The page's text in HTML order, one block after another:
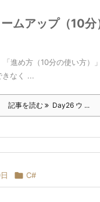
ムアップ（10分
進め方（10分の使い方）
なく ...
記事を読む Day26 ウ ...
 C#